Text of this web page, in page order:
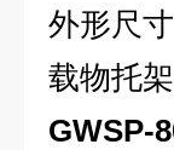
外形尺
载物托
GWSP-